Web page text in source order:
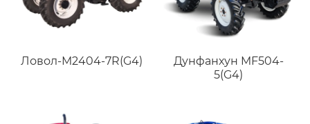
Ловол-M2404-7R(G4)
Дунфанхун MF504-
5(G4)